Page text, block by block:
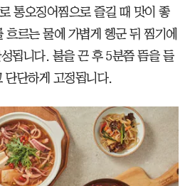
통오징어찜으로 즐길 때 맛이 좋
흐르는 물에 가볍게 헹군 뒤 찜기에
됩니다. 불을 끈 후 5분쯤 뜸을 들
단단하게 고정됩니다.